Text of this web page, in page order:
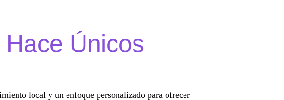
Únicos
local y un enfoque personalizado para ofrecer